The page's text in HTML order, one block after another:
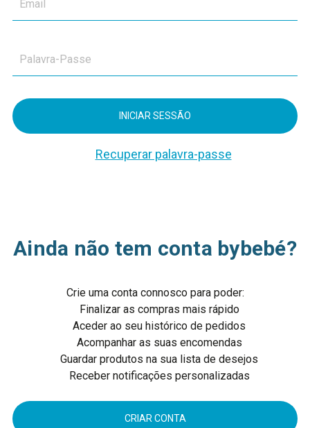
Recuperar palavra-passe
Ainda não tem conta bybebé?
Crie uma conta connosco para poder:
Finalizar as compras mais rápido
Aceder ao seu histórico de pedidos
Acompanhar as suas encomendas
Guardar produtos na sua lista de desejos
Receber notificações personalizadas
CRIAR CONTA